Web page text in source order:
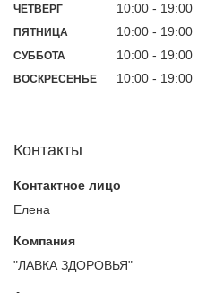
ЧЕТВЕРГ 10:00 19:00
ПЯТНИЦА 10:00 19:00
СУББОТА 10:00 19:00
ВОСКРЕСЕНЬЕ 10:00 19:00
Контакты
Елена
"ЛАВКА ЗДОРОВЬЯ"